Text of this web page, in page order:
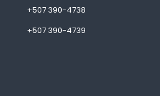
+507 390-4738
+507 390-4739